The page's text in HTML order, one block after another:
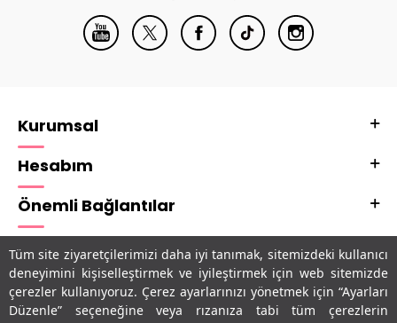
Tüm site ziyaretçilerimizi daha iyi tanımak, sitemizdeki kullanıcı
deneyimini kişiselleştirmek ve iyileştirmek için web sitemizde
çerezler kullanıyoruz. Çerez ayarlarınızı yönetmek için “Ayarları
Düzenle” seçeneğine veya rızanıza tabi tüm çerezlerin
Kurumsal
Hesabım
Önemli Bağlantılar
Adres & İletişim
Uygulamalarımız